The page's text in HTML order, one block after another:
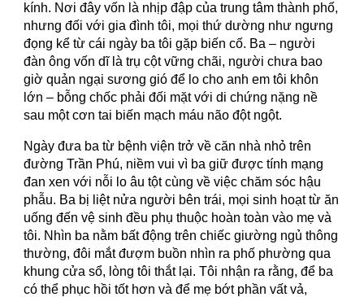
kính. Nơi đây vốn là nhịp đập của trung tâm thành phố,
nhưng đối với gia đình tôi, mọi thứ dường như ngưng
đọng kể từ cái ngày ba tôi gặp biến cố. Ba – người
đàn ông vốn dĩ là trụ cột vững chãi, người chưa bao
giờ quản ngại sương gió để lo cho anh em tôi khôn
lớn – bỗng chốc phải đối mặt với di chứng nặng nề
sau một cơn tai biến mạch máu não đột ngột.
Ngày đưa ba từ bệnh viện trở về căn nhà nhỏ trên
đường Trần Phú, niềm vui vì ba giữ được tính mạng
đan xen với nỗi lo âu tột cùng về việc chăm sóc hậu
phẫu. Ba bị liệt nửa người bên trái, mọi sinh hoạt từ ăn
uống đến vệ sinh đều phụ thuộc hoàn toàn vào mẹ và
tôi. Nhìn ba nằm bất động trên chiếc giường ngủ thông
thường, đôi mắt đượm buồn nhìn ra phố phường qua
khung cửa sổ, lòng tôi thắt lại. Tôi nhận ra rằng, để ba
có thể phục hồi tốt hơn và để mẹ bớt phần vất vả,